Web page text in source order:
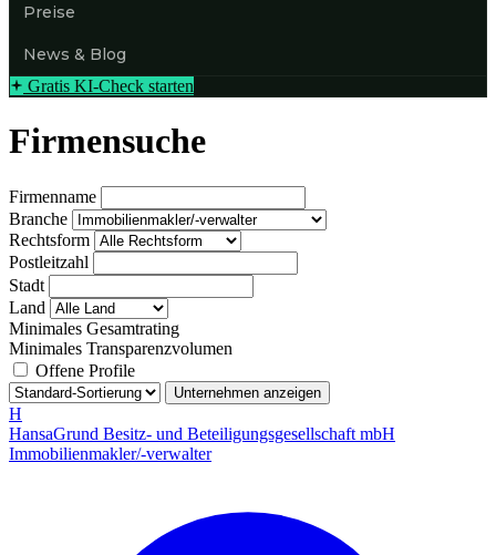
Preise
News & Blog
Gratis KI-Check starten
Firmensuche
Firmenname
Branche
Rechtsform
Postleitzahl
Stadt
Land
Minimales Gesamtrating
Minimales Transparenzvolumen
Offene Profile
Unternehmen anzeigen
H
HansaGrund Besitz- und Beteiligungsgesellschaft mbH
Immobilienmakler/-verwalter